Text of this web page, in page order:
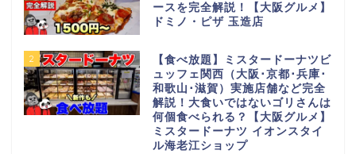
ースを完全解説！【大阪グルメ】
ドミノ・ピザ 玉造店
2
【食べ放題】ミスタードーナツビ
ュッフェ関西（大阪･京都･兵庫･
和歌山･滋賀）実施店舗など完全
解説！大食いではないゴリさんは
何個食べられる？【大阪グルメ】
ミスタードーナツ イオンスタイ
ル海老江ショップ